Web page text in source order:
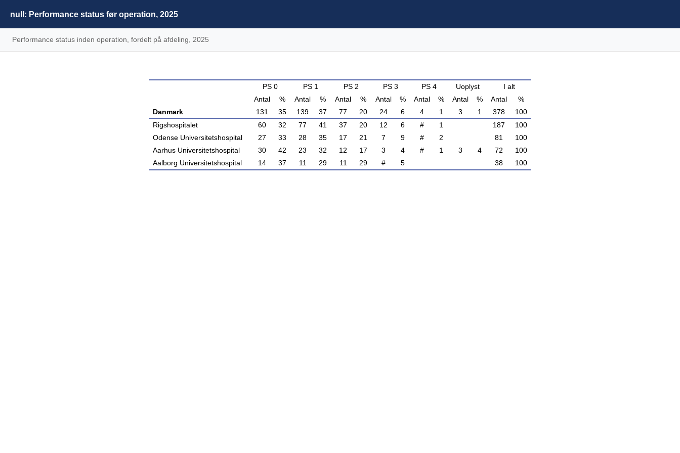
null: Performance status før operation, 2025
Performance status inden operation, fordelt på afdeling, 2025
PS 0 PS 1 PS 2 PS 3 PS 4 Uoplyst
I alt
Antal
% Antal % Antal % Antal % Antal % Antal % Antal
%
Danmark
131 35 139 37 77 20 24 6 4 1 3 1 378
100
Rigshospitalet
60 32 77 41 37 20 12 6 # 1 187
100
Odense Universitetshospital
27 33 28 35 17 21 7 9 # 2 81
100
Aarhus Universitetshospital
30 42 23 32 12 17 3 4 # 1 3 4 72
100
Aalborg Universitetshospital
14 37 11 29 11 29 # 5 38 100